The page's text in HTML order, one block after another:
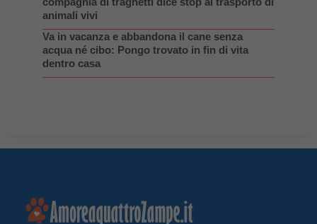
animali vivi
Va in vacanza e abbandona il cane senza
acqua né cibo: Pongo trovato in fin di vita
dentro casa